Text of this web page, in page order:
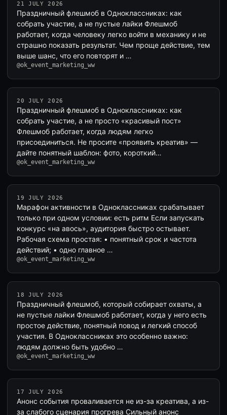
21 JULY 2026
Праздничный флешмоб в Одноклассниках: как
собрать участие, а не пустые лайки Флешмоб
работает, когда человеку легко войти в механику и не
страшно показать результат. Чем проще действие, тем
выше шанс, что его повторят и …
@ok_event_marketing_ww
20 JULY 2026
Праздничный флешмоб в Одноклассниках: как
собрать участие, а не просто «красивый пост»
Флешмоб работает, когда людям легко
присоединиться. Не просите «проявить креатив» —
дайте понятный шаблон: фото, короткий
комментарий…
@ok_event_marketing_ww
19 JULY 2026
Марафон активности в Одноклассниках срабатывает
только при одном условии: есть ритм Если запускать
конкурс «на авось», аудитория быстро остывает.
Рабочая схема простая: • понятный срок и частота
действий; • одно главное …
@ok_event_marketing_ww
18 JULY 2026
Праздничный флешмоб, который собирает охваты, а
не пустые лайки Флешмоб работает, когда у него есть
простое действие, понятный повод и легкий способ
участия. В Одноклассниках это особенно важно:
людям должно быть удобно …
@ok_event_marketing_ww
17 JULY 2026
Анонс события проваливается не из-за креатива, а из-
за слабого сценария прогрева Сильный анонс